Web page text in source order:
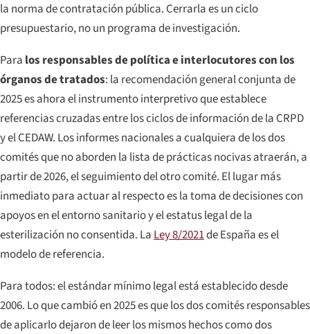
la norma de contratación pública. Cerrarla es un ciclo
presupuestario, no un programa de investigación.
Para los responsables de política e interlocutores con los
órganos de tratados: la recomendación general conjunta de
2025 es ahora el instrumento interpretivo que establece
referencias cruzadas entre los ciclos de información de la CRPD
y el CEDAW. Los informes nacionales a cualquiera de los dos
comités que no aborden la lista de prácticas nocivas atraerán, a
partir de 2026, el seguimiento del otro comité. El lugar más
inmediato para actuar al respecto es la toma de decisiones con
apoyos en el entorno sanitario y el estatus legal de la
esterilización no consentida. LaLey 8/2021de España es el
modelo de referencia.
Para todos: el estándar mínimo legal está establecido desde
2006. Lo que cambió en 2025 es que los dos comités responsables
de aplicarlo dejaron de leer los mismos hechos como dos